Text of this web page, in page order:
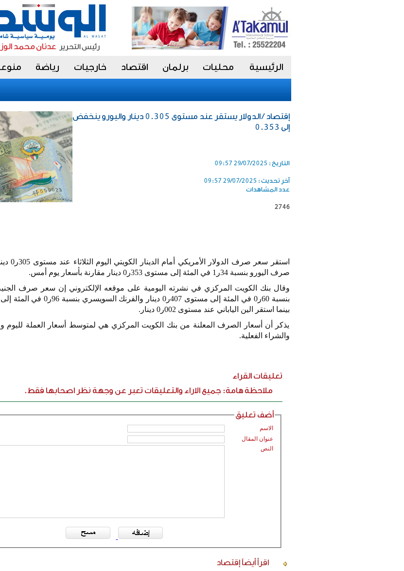
الرئيسية محليات برلمان اقتصاد خارجيات رياضة
إقتصاد / الدولار يستقر عند مستوى 0.305 دينار واليورو ينخفض
إلى 0.353
التاريخ : 29/07/2025 09:57
آخر تحديث : 29/07/2025 09:57
عدد المشاهدات
2746
استقر سعر صرف الدولار الأمريكي أمام الدينار الكويتي اليوم الثلاثاء عند مستوى 305ر 0
صرف اليورو بنسبة34ر 1 في المئة إلى مستوى353ر0 دينار مقارنة بأسعار يوم أمس.
وقال بنك الكويت المركزي في نشرته اليومية على موقعه الإلكتروني إن سعر صرف
بنسبة60ر0 في المئة إلى مستوى407ر0 دينار والفرنك السويسري بنسبة 96ر 0في المئة
بينما استقر الين الياباني عند مستوى 002ر0 دينار.
يذكر أن أسعار الصرف المعلنة من بنك الكويت المركزي هي لمتوسط أسعار العملة لليوم
والشراء الفعلية.
تعليقات القراء
ملاحظة هامة: جميع الاراء والتعليقات تعبر عن وجهة نظر اصحابها فقط.
أضف تعليق
الاسم
عنوان المقال
النص
اقرأ أيضاًإقتصاد